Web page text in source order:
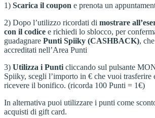
1) Scarica il coupon e prenota un
2) Dopo l’utilizzo ricordati di mostrare
con il codice e richiedi lo sblocco, per
guadagnare Punti Spiiky (CASHBACK),
accreditati nell’Area Punti
3) Utilizza i Punti cliccando sul pulsante
Spiiky, scegli l’importo in € che vuoi trasferire
ricevere il bonifico. (ricorda 100 Punti = 1€)
In alternativa puoi utilizzare i punti come
acquisti di gift card.